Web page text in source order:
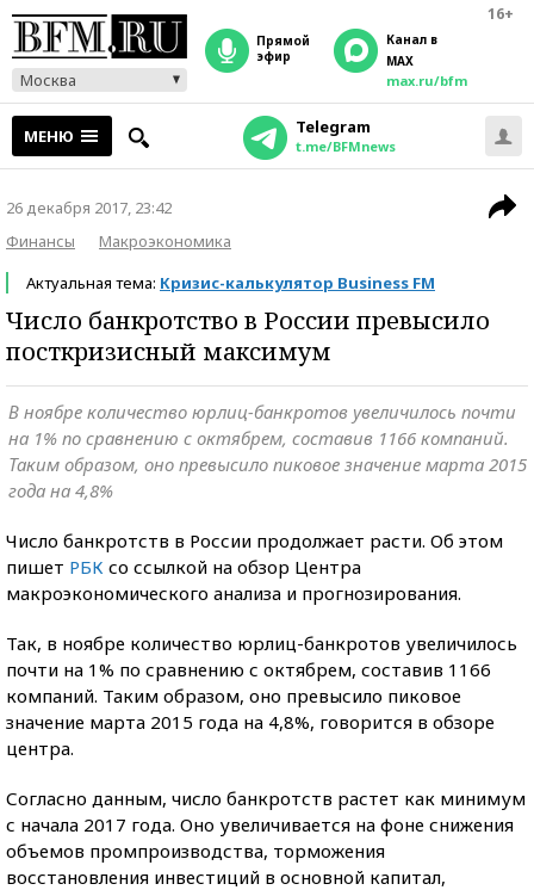
16+
Москва
прямой
эфир
Канал в
MAX
max.ru/bfm
МЕНЮ Telegram
t.me/BFMnews
26 декабря 2017, 23:42
Финансы
Макроэкономика
Актуальная тема: Кризис-калькулятор Business FM
Число банкротство в России превысило
посткризисный максимум
В ноябре количество юрлиц-банкротов увеличилось почти
на 1% по сравнению с октябрем, составив 1166 компаний.
Таким образом, оно превысило пиковое значение марта 2015
года на 4,8%
Число банкротств в России продолжает расти. Об этом
пишет РБК со ссылкой на обзор Центра
макроэкономического анализа и прогнозирования.
Так, в ноябре количество юрлиц-банкротов увеличилось
почти на 1% по сравнению с октябрем, составив 1166
компаний. Таким образом, оно превысило пиковое
значение марта 2015 года на 4,8%, говорится в обзоре
центра.
Согласно данным, число банкротств растет как минимум
с начала 2017 года. Оно увеличивается на фоне снижения
объемов промпроизводства, торможения
восстановления инвестиций в основной капитал,